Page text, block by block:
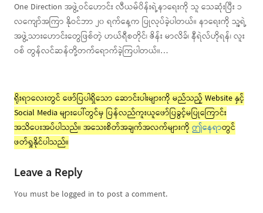
One Direction အဖွဲ့ဝင်ဟောင်း လီယမ်ပိန်းရဲ့နာရေးကို သူ သေဆုံးပြီး ၁
လကျော်အကြာ နိုဝင်ဘာ ၂၀ ရက်နေ့က ပြုလုပ်ခဲ့ပါတယ်။ နာရေးကို သူ့ရဲ့
အဖွဲ့သားဟောင်းတွေဖြစ်တဲ့ ဟယ်ရီစတိုင်၊ ဇိန်း မာလိခ်၊ နီရဲလ်ဟိုရန်၊ လူး
ဝစ် တွန်လင်ဆန်တို့တက်ရောက်ခဲ့ကြပါတယ်။…
ရိုးရာလေးတွင် ဖော်ပြပါရှိသော ဆောင်းပါးများကို မည်သည့် Website နှင့်
Social Media များပေါ်တွင်မှ ပြန်လည်ကူးယူဖော်ပြခွင့်မပြုကြောင်း
အသိပေးအပ်ပါသည်။ အသေးစိတ်အချက်အလက်များကို ဤနေရာတွင်
ဖတ်ရှုနိုင်ပါသည်။
Leave a Reply
You must be logged in to post a comment.